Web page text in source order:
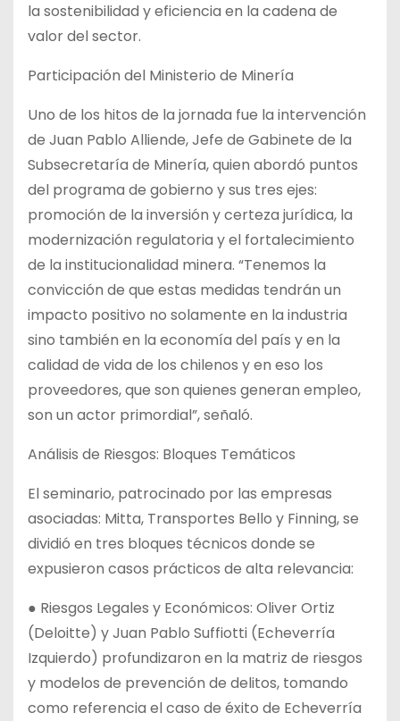
la sostenibilidad y eficiencia en la cadena de
valor del sector.
Participación del Ministerio de Minería
Uno de los hitos de la jornada fue la intervención
de Juan Pablo Alliende, Jefe de Gabinete de la
Subsecretaría de Minería, quien abordó puntos
del programa de gobierno y sus tres ejes:
promoción de la inversión y certeza jurídica, la
modernización regulatoria y el fortalecimiento
de la institucionalidad minera. “Tenemos la
convicción de que estas medidas tendrán un
impacto positivo no solamente en la industria
sino también en la economía del país y en la
calidad de vida de los chilenos y en eso los
proveedores, que son quienes generan empleo,
son un actor primordial”, señaló.
Análisis de Riesgos: Bloques Temáticos
El seminario, patrocinado por las empresas
asociadas: Mitta, Transportes Bello y Finning, se
dividió en tres bloques técnicos donde se
expusieron casos prácticos de alta relevancia:
● Riesgos Legales y Económicos: Oliver Ortiz
(Deloitte) y Juan Pablo Suffiotti (Echeverría
Izquierdo) profundizaron en la matriz de riesgos
y modelos de prevención de delitos, tomando
como referencia el caso de éxito de Echeverría